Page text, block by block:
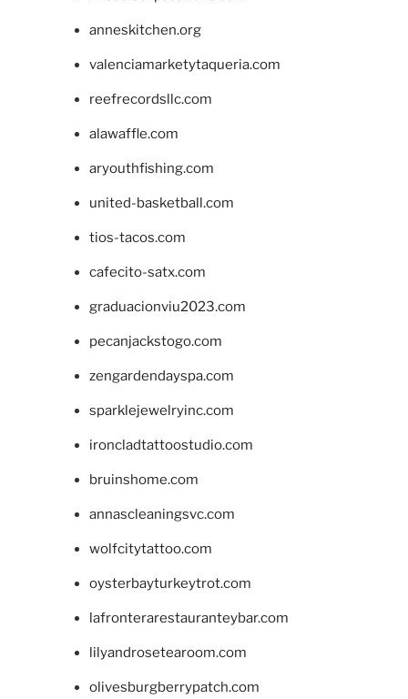
anneskitchen.org
valenciamarketytaqueria.com
reefrecordsllc.com
alawaffle.com
aryouthfishing.com
united-basketball.com
tios-tacos.com
cafecito-satx.com
graduacionviu2023.com
pecanjackstogo.com
zengardendayspa.com
sparklejewelryinc.com
ironcladtattoostudio.com
bruinshome.com
annascleaningsvc.com
wolfcitytattoo.com
oysterbayturkeytrot.com
lafronterarestauranteybar.com
lilyandrosetearoom.com
olivesburgberrypatch.com